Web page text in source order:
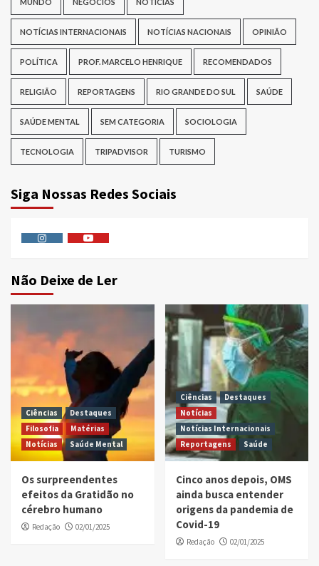
NOTÍCIAS INTERNACIONAIS NOTÍCIAS NACIONAIS OPINIÃO
POLÍTICA PROF. MARCELO HENRIQUE RECOMENDADOS
RELIGIÃO REPORTAGENS RIO GRANDE DO SUL SAÚDE
SAÚDE MENTAL SEM CATEGORIA SOCIOLOGIA
TECNOLOGIA TRIPADVISOR TURISMO
Siga Nossas Redes Sociais
Não Deixe de Ler
Ciências
Destaques
Filosofia
Matérias
Notícias
Saúde Mental
Os surpreendentes
efeitos da Gratidão no
cérebro humano
Redação 02/01/2025
Ciências
Destaques
Notícias
Notícias Internacionais
Reportagens
Saúde
Cinco anos depois, OMS
ainda busca entender
origens da pandemia de
Covid-19
Redação 02/01/2025